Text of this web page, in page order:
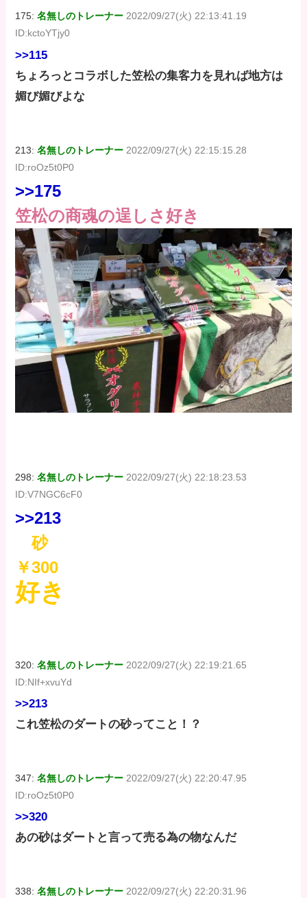
175:名無しのトレーナー 2022/09/27(火) 22:13:41.19
ID:kctoYTjy0
>>115
ちょろっとコラボした笠松の集客力を見れば地方は
媚び媚びよな
213:名無しのトレーナー 2022/09/27(火) 22:15:15.28
ID:roOz5t0P0
>>175
笠松の商魂の逞しさ好き
298:名無しのトレーナー 2022/09/27(火) 22:18:23.53
ID:V7NGC6cF0
>>213
砂
￥300
好き
320:名無しのトレーナー 2022/09/27(火) 22:19:21.65
ID:NIf+xvuYd
>>213
これ笠松のダートの砂ってこと！？
347:名無しのトレーナー 2022/09/27(火) 22:20:47.95
ID:roOz5t0P0
>>320
あの砂はダートと言って売る為の物なんだ
338:名無しのトレーナー 2022/09/27(火) 22:20:31.96